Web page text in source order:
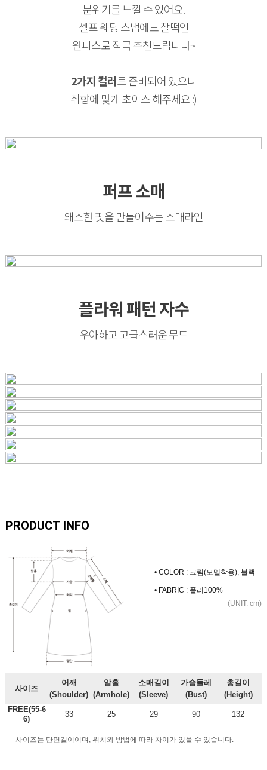
분위기를 느낄 수 있어요.
셀프 웨딩 스냅에도 찰떡인
원피스로 적극 추천드립니다~
2가지 컬러로 준비되어 있으니
취향에 맞게 초이스 해주세요 :)
퍼프 소매
왜소한 핏을 만들어주는 소매라인
플라워 패턴 자수
우아하고 고급스러운 무드